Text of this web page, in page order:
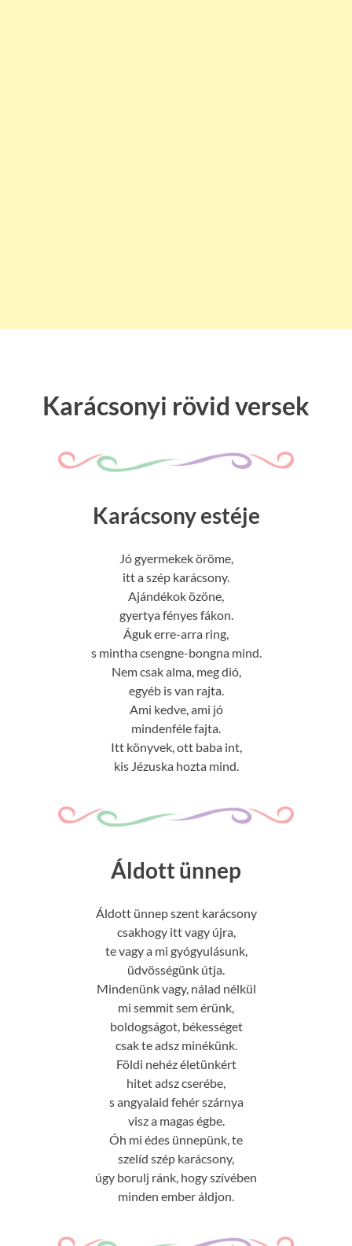
Karácsonyi rövid versek
Karácsony estéje
Jó gyermekek öröme,
itt a szép karácsony.
Ajándékok özöne,
gyertya fényes fákon.
Águk erre-arra ring,
s mintha csengne-bongna mind.
Nem csak alma, meg dió,
egyéb is van rajta.
Ami kedve, ami jó
mindenféle fajta.
Itt könyvek, ott baba int,
kis Jézuska hozta mind.
Áldott ünnep
Áldott ünnep szent karácsony
csakhogy itt vagy újra,
te vagy a mi gyógyulásunk,
üdvösségünk útja.
Mindenünk vagy, nálad nélkül
mi semmit sem érünk,
boldogságot, békességet
csak te adsz minékünk.
Földi nehéz életünkért
hitet adsz cserébe,
s angyalaid fehér szárnya
visz a magas égbe.
Óh mi édes ünnepünk, te
szelíd szép karácsony,
úgy borulj ránk, hogy szívében
minden ember áldjon.